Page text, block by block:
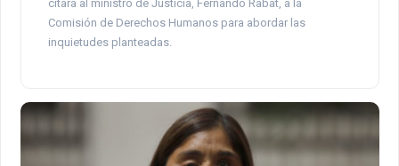
citará al ministro de Justicia, Fernando Rabat, a la
Comisión de Derechos Humanos para abordar las
inquietudes planteadas.